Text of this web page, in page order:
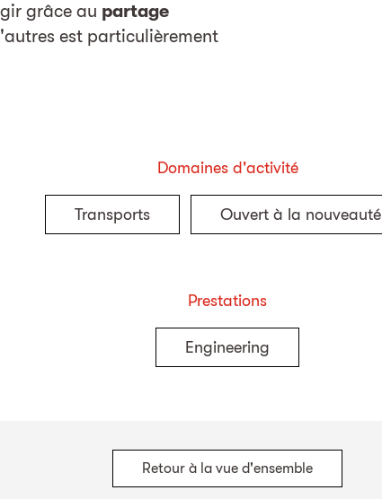
grâce au partage
est particulièrement
Domaines d'activité
Transports Ouvert à la nouveauté
Prestations
Engineering
Retour à la vue d'ensemble